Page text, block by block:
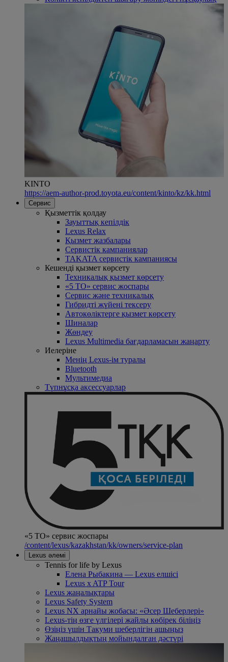
KINTO
https://aem-author-prod.toyota.eu/content/kinto/kz/kk.html
Сервис
Қызметтік қолдау
Зауыттық кепілдік
Lexus Relax
Қызмет жазбалары
Сервистік кампаниялар
TAKATA сервистік кампаниясы
Кешенді қызмет көрсету
Техникалық қызмет көрсету
«5 ТО» сервис жоспары
Сервис және техникалық
Гибридті жүйені тексеру
Автокөліктерге қызмет көрсету
Шиналар
Жөндеу
Lexus Multimedia бағдарламасын жаңарту
Иелеріне
Менің Lexus-ім туралы
Bluetooth
Mультимедиа
Түпнұсқа аксессуарлар
«5 ТО» сервис жоспары
/content/lexus/kazakhstan/kk/owners/service-plan
Lexus әлемі
Tennis for life by Lexus
Елена Рыбакина — Lexus елшісі
Lexus x ATP Tour
Lexus жаңалықтары
Lexus Safety System
Lexus NX арнайы жобасы: «Әсер Шеберлері»
Lexus-тің өзге үлгілері жайлы көбірек біліңіз
Өзіңіз үшін Такуми шеберлігін ашыңыз
Жаңашылдықтың мойындалған дәстүрі